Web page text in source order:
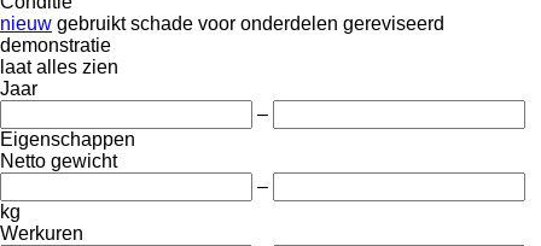
nieuw gebruikt schade voor onderdelen gereviseerd
demonstratie
laat alles zien
Jaar
–
Eigenschappen
Netto gewicht
–
kg
Werkuren